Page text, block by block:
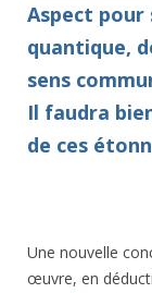
Aspect pour
quantique,
sens
Il faudra
de ces
Une nouvelle
œuvre, en